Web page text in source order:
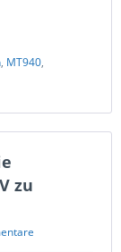
, MT940,
zu